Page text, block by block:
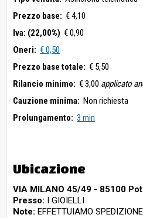
Prezzo base: € 4,10
Iva: (22,00%) € 0,90
Oneri: € 0,50
Prezzo base totale: € 5,50
Rilancio minimo: € 3,00 applicato
Cauzione minima: Non richiesta
Prolungamento: 3 min
Ubicazione
VIA MILANO 45/49 - 85100
Presso: I GIOIELLI
Note: EFFETTUIAMO